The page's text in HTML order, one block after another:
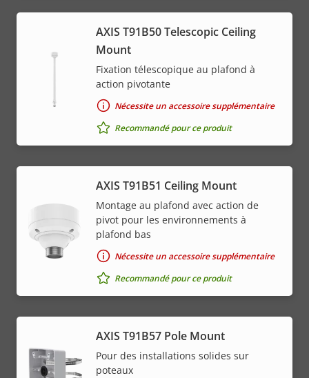
AXIS T91B50 Telescopic Ceiling
Mount
Fixation télescopique au plafond à
action pivotante
Nécessite un accessoire supplémentaire
Recommandé pour ce produit
AXIS T91B51 Ceiling Mount
Montage au plafond avec action de
pivot pour les environnements à
plafond bas
Nécessite un accessoire supplémentaire
Recommandé pour ce produit
AXIS T91B57 Pole Mount
Pour des installations solides sur
poteaux